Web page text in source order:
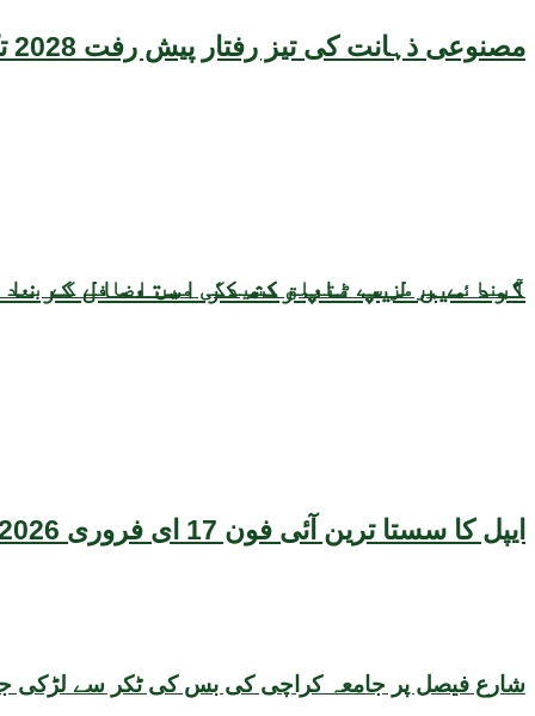
مصنوعی ذہانت کی تیز رفتار پیش رفت 2028 تک عالمی معیشت کیلئے سنگین خطرہ بن سکتی ہے، نئی تحقیق کا انتباہ
گود میں لیپ ٹاپ رکھ کر استعمال
ایپل کا سستا ترین آئی فون 17 ای فروری 2026 میں متعارف ہونے کا امکان، قیمت بھی سامنے آگئی
آبنائے ہرمز سے متعلق کشیدگی میں اضافے کے
شارع فیصل پر جامعہ کراچی کی بس کی ٹکر سے لڑکی جاں